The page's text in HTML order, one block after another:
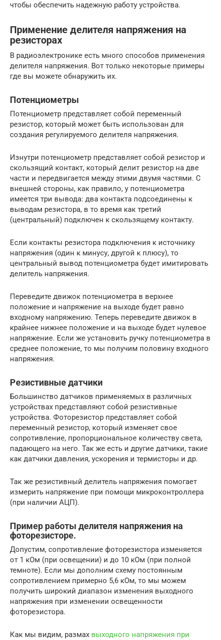
чтобы обеспечить надежную работу устройства.
Применение делителя напряжения на
резисторах
В радиоэлектронике есть много способов применения
делителя напряжения. Вот только некоторые примеры
где вы можете обнаружить их.
Потенциометры
Потенциометр представляет собой переменный
резистор, который может быть использован для
создания регулируемого делителя напряжения.
Изнутри потенциометр представляет собой резистор и
скользящий контакт, который делит резистор на две
части и передвигается между этими двумя частями. С
внешней стороны, как правило, у потенциометра
имеется три вывода: два контакта подсоединены к
выводам резистора, в то время как третий
(центральный) подключен к скользящему контакту.
Если контакты резистора подключения к источнику
напряжения (один к минусу, другой к плюсу), то
центральный вывод потенциометра будет имитировать
делитель напряжения.
Переведите движок потенциометра в верхнее
положение и напряжение на выходе будет равно
входному напряжению. Теперь переведите движок в
крайнее нижнее положение и на выходе будет нулевое
напряжение. Если же установить ручку потенциометра в
среднее положение, то мы получим половину входного
напряжения.
Резистивные датчики
Большинство датчиков применяемых в различных
устройствах представляют собой резистивные
устройства. Фоторезистор представляет собой
переменный резистор, который изменяет свое
сопротивление, пропорциональное количеству света,
падающего на него. Так же есть и другие датчики, такие
как датчики давления, ускорения и термисторы и др.
Так же резистивный делитель напряжения помогает
измерить напряжение при помощи микроконтроллера
(при наличии АЦП).
Пример работы делителя напряжения на
фоторезисторе.
Допустим, сопротивление фоторезистора изменяется
от 1 кОм (при освещении) и до 10 кОм (при полной
темноте). Если мы дополним схему постоянным
сопротивлением примерно 5,6 кОм, то мы можем
получить широкий диапазон изменения выходного
напряжения при изменении освещенности
фоторезистора.
Как мы видим, размах выходного напряжения при